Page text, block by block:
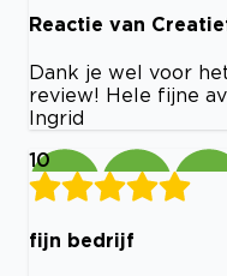
Reactie van
Dank je wel voor
review! Hele fijne
Ingrid
10
fijn bedrijf